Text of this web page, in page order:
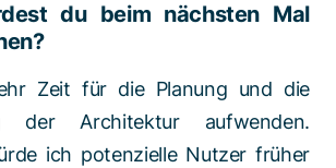
du beim nächsten Mal
Zeit für die Planung und die
der Architektur aufwenden.
ich potenzielle Nutzer früher